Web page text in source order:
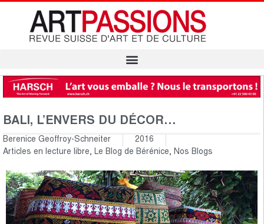
BALI, L’ENVERS DU DÉCOR…
Berenice Geoffroy-Schneiter
2016
Articles en lecture libre, Le Blog de Bérénice, Nos Blogs